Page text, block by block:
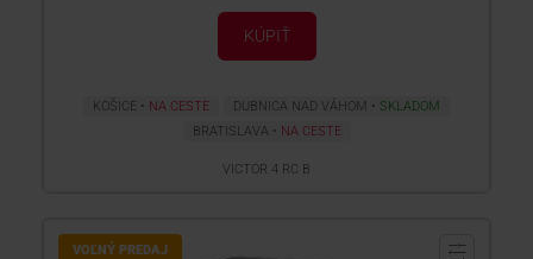
KÚPIŤ
KOŠICE NA CESTE DUBNICA NAD VÁHOM
SKLADOM
BRATISLAVA
NA CESTE
VICTOR 4 RC B
VOĽNÝ PREDAJ